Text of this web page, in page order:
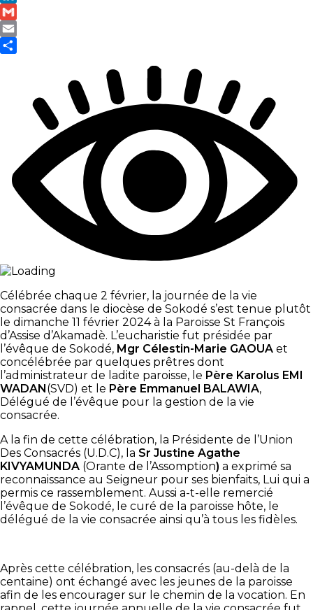
LinkedIn
Gmail
Email
Célébrée chaque 2 février, la journée de la vie
consacrée dans le diocèse de Sokodé s’est tenue plutôt
le dimanche 11 février 2024 à la Paroisse St François
d’Assise d’Akamadè. L’eucharistie fut présidée par
l’évêque de Sokodé, Mgr Célestin-Marie GAOUA et
concélébrée par quelques prêtres dont
l’administrateur de ladite paroisse, le Père Karolus EMI
WADAN(SVD) et le Père Emmanuel BALAWIA,
Délégué de l’évêque pour la gestion de la vie
consacrée.
A la fin de cette célébration, la Présidente de l’Union
Des Consacrés (U.D.C), la Sr Justine Agathe
KIVYAMUNDA (Orante de l’Assomption) a exprimé sa
reconnaissance au Seigneur pour ses bienfaits, Lui qui a
permis ce rassemblement. Aussi a-t-elle remercié
l’évêque de Sokodé, le curé de la paroisse hôte, le
délégué de la vie consacrée ainsi qu’à tous les fidèles.
Après cette célébration, les consacrés (au-delà de la
centaine) ont échangé avec les jeunes de la paroisse
afin de les encourager sur le chemin de la vocation. En